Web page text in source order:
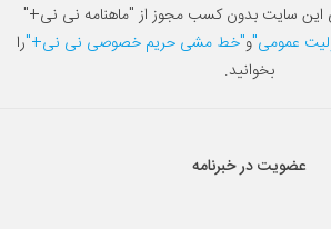
این سایت بدون کسب مجوز از "ماهنامه نی نی+"
عمومی"و"خط مشی حریم خصوصی نی نی+"را
بخوانید.
عضویت در خبرنامه